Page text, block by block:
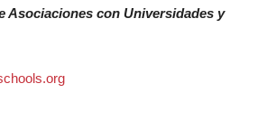
Asociaciones con Universidades y